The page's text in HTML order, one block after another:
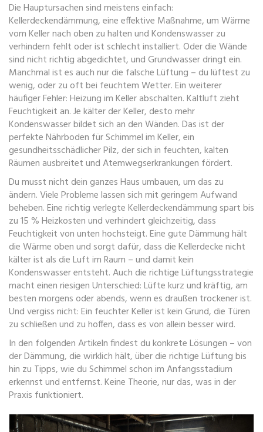
Die Hauptursachen sind meistens einfach:
Kellerdeckendämmung,eine effektive Maßnahme, um Wärme
vom Keller nach oben zu halten und Kondenswasser zu
verhindern fehlt oder ist schlecht installiert. Oder die Wände
sind nicht richtig abgedichtet, und Grundwasser dringt ein.
Manchmal ist es auch nur die falsche Lüftung – du lüftest zu
wenig, oder zu oft bei feuchtem Wetter. Ein weiterer
häufiger Fehler: Heizung im Keller abschalten. Kaltluft zieht
Feuchtigkeit an. Je kälter der Keller, desto mehr
Kondenswasser bildet sich an den Wänden. Das ist der
perfekte Nährboden fürSchimmel im Keller,ein
gesundheitsschädlicher Pilz, der sich in feuchten, kalten
Räumen ausbreitet und Atemwegserkrankungen fördert.
Du musst nicht dein ganzes Haus umbauen, um das zu
ändern. Viele Probleme lassen sich mit geringem Aufwand
beheben. Eine richtig verlegte Kellerdeckendämmung spart bis
zu 15 % Heizkosten und verhindert gleichzeitig, dass
Feuchtigkeit von unten hochsteigt. Eine gute Dämmung hält
die Wärme oben und sorgt dafür, dass die Kellerdecke nicht
kälter ist als die Luft im Raum – und damit kein
Kondenswasser entsteht. Auch die richtige Lüftungsstrategie
macht einen riesigen Unterschied: Lüfte kurz und kräftig, am
besten morgens oder abends, wenn es draußen trockener ist.
Und vergiss nicht: Ein feuchter Keller ist kein Grund, die Türen
zu schließen und zu hoffen, dass es von allein besser wird.
In den folgenden Artikeln findest du konkrete Lösungen – von
der Dämmung, die wirklich hält, über die richtige Lüftung bis
hin zu Tipps, wie du Schimmel schon im Anfangsstadium
erkennst und entfernst. Keine Theorie, nur das, was in der
Praxis funktioniert.